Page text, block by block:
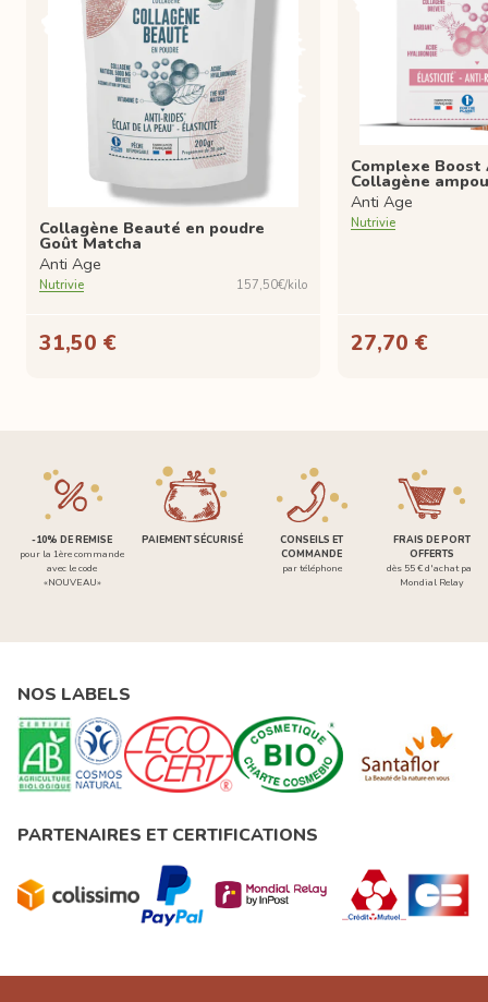
Collagène Beauté en poudre
Goût Matcha
Anti Age
Nutrivie 157,50€/kilo
31,50 €
Complexe
Collagène
Anti Age
Nutrivie
27,70 €
-10% DE REMISE
pour la 1ère commande
avec le code
«NOUVEAU»
PAIEMENT SÉCURISÉ
CONSEILS ET
COMMANDE
par téléphone
FRAIS DE PORT
OFFERTS
dès 55 € d'achat par
Mondial Relay
NOS LABELS
PARTENAIRES ET CERTIFICATIONS